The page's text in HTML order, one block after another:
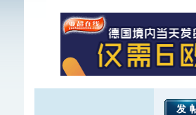
发